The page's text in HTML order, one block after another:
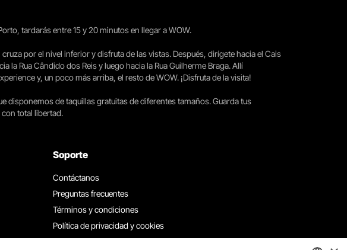
tardarás entre 15 y 20 minutos en llegar a WOW.
por el nivel inferior y disfruta de las vistas. Después, dirígete hacia el Cais
la Rua Cândido dos Reis y luego hacia la Rua Guilherme Braga. Allí
y, un poco más arriba, el resto de WOW. ¡Disfruta de la visita!
disponemos de taquillas gratuitas de diferentes tamaños. Guarda tus
total libertad.
Soporte
Contáctanos
Preguntas frecuentes
Términos y condiciones
Política de privacidad y cookies
Trabaja con nosotros